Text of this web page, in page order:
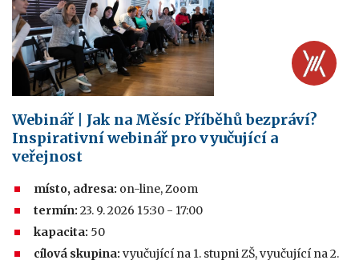
Webinář | Jak na Měsíc Příběhů bezpráví?
Inspirativní webinář pro vyučující a
veřejnost
místo, adresa: on-line, Zoom
termín: 23. 9. 2026 15:30 - 17:00
kapacita: 50
cílová skupina: vyučující na 1. stupni ZŠ, vyučující na 2.